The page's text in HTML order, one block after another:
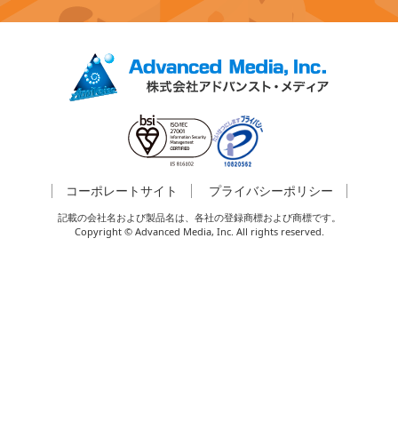
コーポレートサイト プライバシーポリシー
記載の会社名および製品名は、各社の登録商標および商標です。
Copyright © Advanced Media, Inc. All rights reserved.